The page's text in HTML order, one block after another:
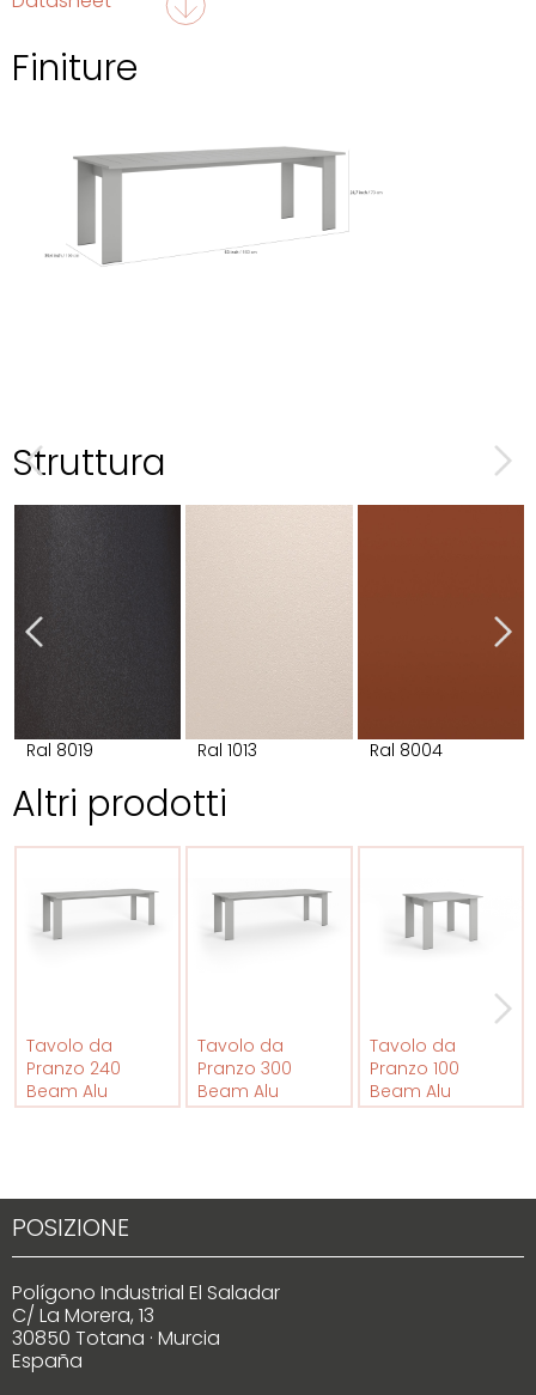
Finiture
Struttura
Ral 8019 Ral 1013 Ral 8004
Altri prodotti
Tavolo da
Pranzo 240
Beam Alu
Tavolo da
Pranzo 300
Beam Alu
Tavolo da
Pranzo 100
Beam Alu
POSIZIONE
Polígono Industrial El Saladar
C/ La Morera, 13
30850 Totana · Murcia
España